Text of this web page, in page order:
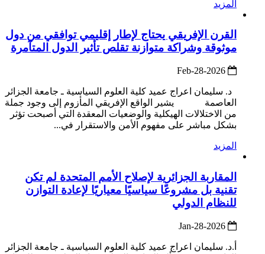
المزيد
القرن الإفريقي يحتاج لإطار إقليمي توافقي من دول
موثوقة وشراكة متوازنة تقلص تأثير الدول المتآمرة
د. سليمان اعراج عميد كلية العلوم السياسية ـ جامعة الجزائر
العاصمة يشير الواقع الإفريقي المأزوم إلى وجود جملة
من الاختلالات الهيكلية والوضعيات المعقدة التي أصبحت تؤثر
بشكل مباشر على مفهوم الأمن والاستقرار في...
المزيد
المقاربة الجزائرية لإصلاح الأمم المتحدة لم تكن
تقنية بل مشروعًا سياسيًا معياريًا لإعادة التوازن
للنظام الدولي
أ.د. سليمان اعراج عميد كلية العلوم السياسية ـ جامعة الجزائر